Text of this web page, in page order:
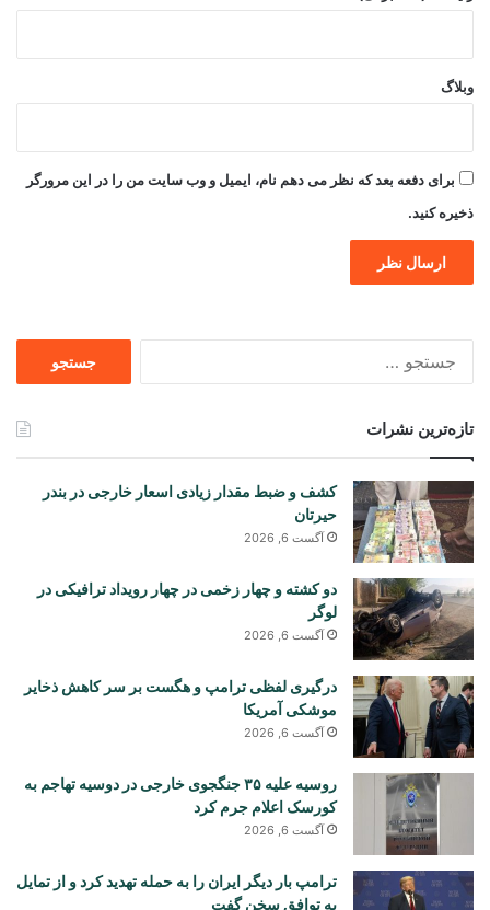
وبلاگ
برای دفعه بعد که نظر می دهم نام، ایمیل و وب سایت من را در این مرورگر
ذخیره کنید.
تازه‌ترین نشرات
کشف و ضبط مقدار زیادی اسعار خارجی در بندر
حیرتان
آگست 6, 2026
دو کشته و چهار زخمی در چهار رویداد ترافیکی در
لوگر
آگست 6, 2026
درگیری لفظی ترامپ و هگست بر سر کاهش ذخایر
موشکی آمریکا
آگست 6, 2026
روسیه علیه ۳۵ جنگجوی خارجی در دوسیه تهاجم به
کورسک اعلام جرم کرد
آگست 6, 2026
ترامپ بار دیگر ایران را به حمله تهدید کرد و از تمایل
به توافق سخن گفت